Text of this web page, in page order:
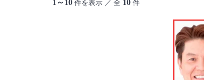
1～10 件を表示 ／ 全 10 件